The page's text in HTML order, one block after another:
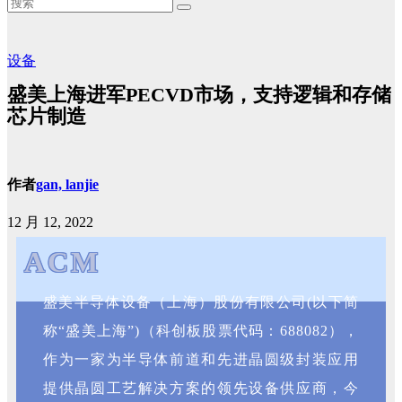
设备
盛美上海进军PECVD市场，支持逻辑和存储
芯片制造
作者gan, lanjie
12 月 12, 2022
ACM
首次推出Ultra PmaxTM
PECVD设备
盛美半导体设备（上海）股份有限公司(以下简
称“盛美上海”)（科创板股票代码：688082），
作为一家为半导体前道和先进晶圆级封装应用
提供晶圆工艺解决方案的领先设备供应商，今